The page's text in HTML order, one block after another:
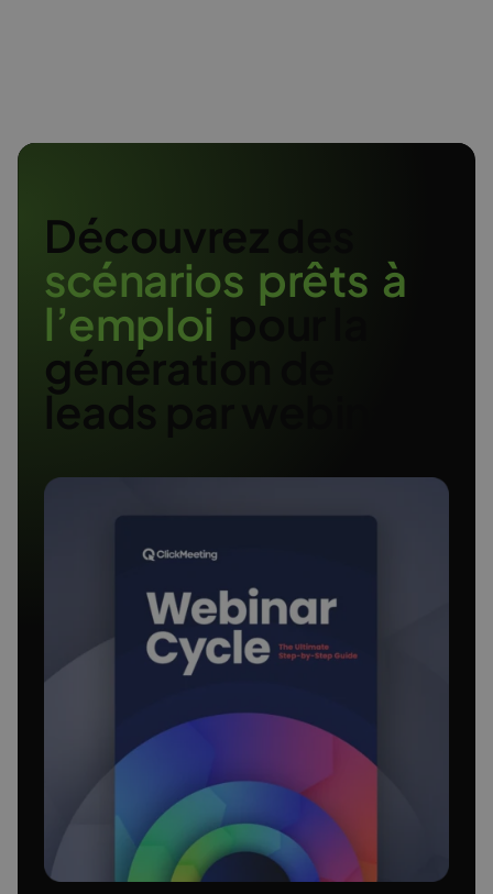
Découvrez des
scénarios prêts à
l’emploi pour la
génération de
leads par webinaire